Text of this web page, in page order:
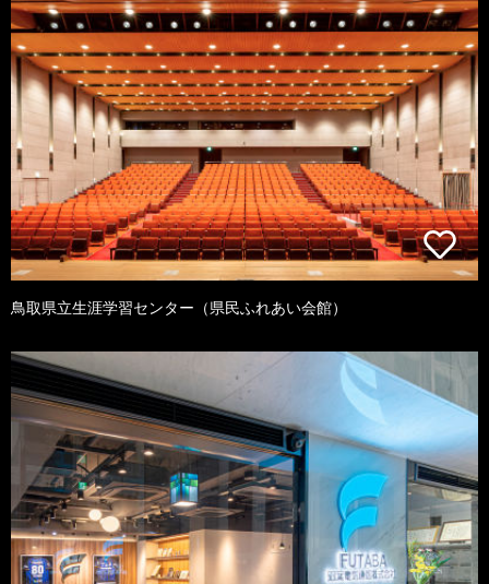
鳥取県立生涯学習センター（県民ふれあい会館）